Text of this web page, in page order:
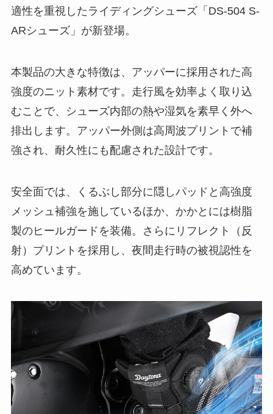
適性を重視したライディングシューズ「DS-504 S-
ARシューズ」が新登場。
本製品の大きな特徴は、アッパーに採用された高
強度のニット素材です。走行風を効率よく取り込
むことで、シューズ内部の熱や湿気を素早く外へ
排出します。アッパー外側は高周波プリントで補
強され、耐久性にも配慮された設計です。
安全面では、くるぶし部分に隠しパッドと高強度
メッシュ補強を施しているほか、かかとには樹脂
製のヒールガードを装備。さらにリフレクト（反
射）プリントを採用し、夜間走行時の被視認性を
高めています。